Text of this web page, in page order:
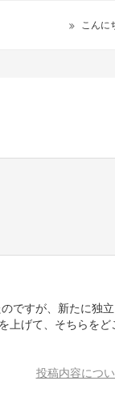
こんに
ですが、新たに独
上げて、そちらをど
投稿内容につ